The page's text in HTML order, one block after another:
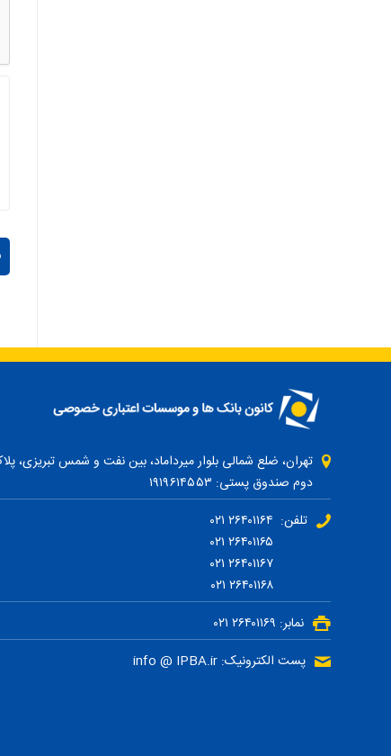
دوم صندوق پستی: ۱۹۱۹۶۱۴۵۵۳
تلفن: ۲۶۴۰۱۱۶۴ ۰۲۱
نمابر: ۲۶۴۰۱۱۶۹ ۰۲۱
پست الکترونیک: info @ IPBA.ir